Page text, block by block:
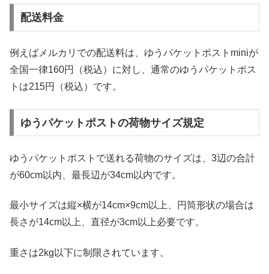
配送料金
例えばメルカリでの配送料は、ゆうパケットポストminiが
全国一律160円（税込）に対し、通常のゆうパケットポス
トは215円（税込）です。
ゆうパケットポストの荷物サイズ規定
ゆうパケットポストで送れる荷物のサイズは、3辺の合計
が60cm以内、最長辺が34cm以内です。
最小サイズは縦×横が14cm×9cm以上、円筒形状の場合は
長さが14cm以上、直径が3cm以上必要です。
重さは2kg以下に制限されています。